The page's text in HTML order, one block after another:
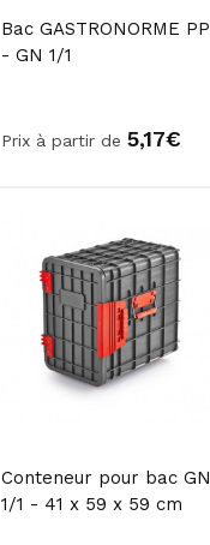
Bac GASTRONORME PP
- GN 1/1
Prix à partir de 5,17€
Conteneur pour bac GN
1/1 - 41 x 59 x 59 cm